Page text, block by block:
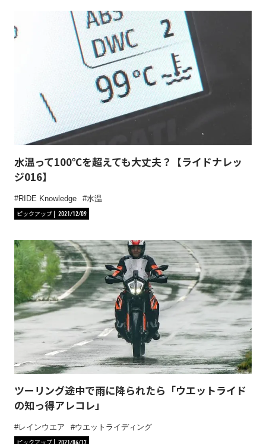
水温って100℃を超えても大丈夫？【ライドナレッ
ジ016】
RIDE Knowledge
水温
ピックアップ
2021/12/09
ツーリング途中で雨に降られたら「ウエットライド
の知っ得アレコレ」
レインウエア
ウエットライディング
ピックアップ
2021/06/17